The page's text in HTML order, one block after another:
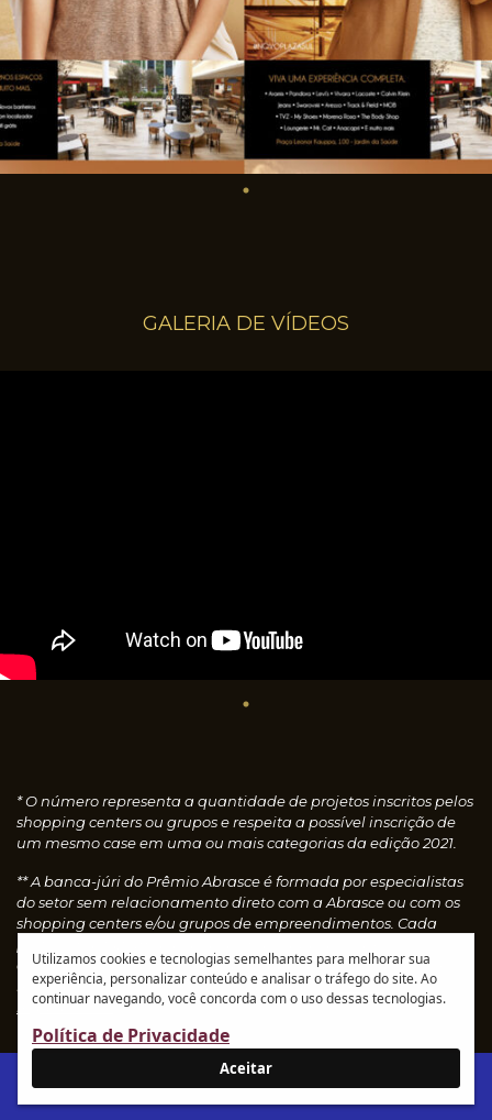
GALERIA DE VÍDEOS
* O número representa a quantidade de projetos inscritos pelos
shopping centers ou grupos e respeita a possível inscrição de
um mesmo case em uma ou mais categorias da edição 2021.
** A banca-júri do Prêmio Abrasce é formada por especialistas
do setor sem relacionamento direto com a Abrasce ou com os
shopping centers e/ou grupos de empreendimentos. Cada
concedendo notas, que são calculadas automaticamente e
resultam nos vencedores de cada categoria.Leia o
regulamento
IR AO SITE ABRASCE
Utilizamos cookies e tecnologias semelhantes para melhorar sua
experiência, personalizar conteúdo e analisar o tráfego do site. Ao
continuar navegando, você concorda com o uso dessas tecnologias.
Política de Privacidade
Aceitar